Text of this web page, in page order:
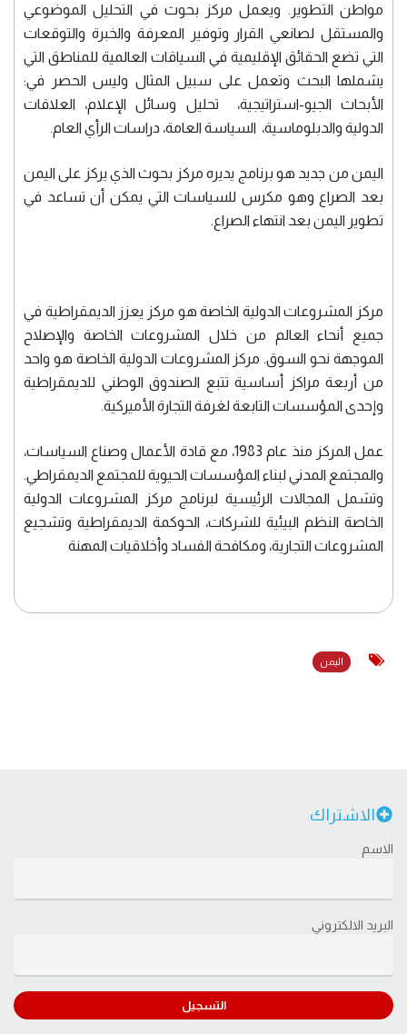
مواطن التطوير. ويعمل مركز بحوث في التحليل الموضوعي
والمستقل لصانعي القرار وتوفير المعرفة والخبرة والتوقعات
التي تضع الحقائق الإقليمية في السياقات العالمية للمناطق التي
يشملها البحث وتعمل على سبيل المثال وليس الحصر في:
الأبحاث الجيو-استراتيجية، تحليل وسائل الإعلام، العلاقات
الدولية والدبلوماسية، السياسة العامة، دراسات الرأي العام.
اليمن من جديد هو برنامج يديره مركز بحوث الذي يركز على اليمن
بعد الصراع وهو مكرس للسياسات التي يمكن أن تساعد في
تطوير اليمن بعد انتهاء الصراع.
مركز المشروعات الدولية الخاصة هو مركز يعزز الديمقراطية في
جميع أنحاء العالم من خلال المشروعات الخاصة والإصلاح
الموجهة نحو السوق. مركز المشروعات الدولية الخاصة هو واحد
من أربعة مراكز أساسية تتبع الصندوق الوطني للديمقراطية
وإحدى المؤسسات التابعة لغرفة التجارة الأميركية.
عمل المركز منذ عام 1983، مع قادة الأعمال وصناع السياسات،
والمجتمع المدني لبناء المؤسسات الحيوية للمجتمع الديمقراطي.
وتشمل المجالات الرئيسية لبرنامج مركز المشروعات الدولية
الخاصة النظم البيئية للشركات، الحوكمة الديمقراطية وتشجيع
المشروعات التجارية، ومكافحة الفساد وأخلاقيات المهنة
اليمن
الاشتراك
الاسم
البريد الالكتروني
التسجيل